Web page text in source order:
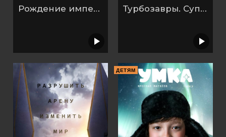
Рождение империи Турбозавры. Суперфильм
ДЕТЯМ